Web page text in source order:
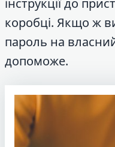
інструкції до
коробці. Якщо ж
пароль на
допоможе.